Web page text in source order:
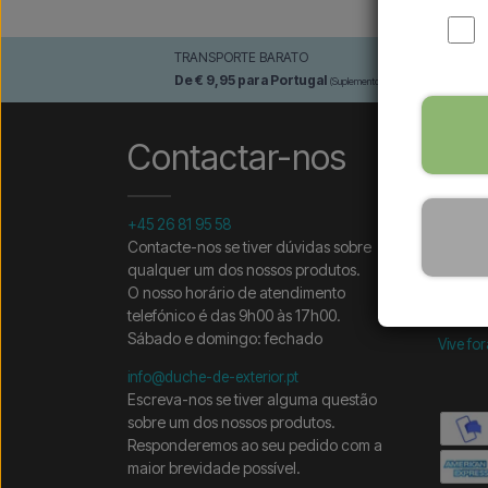
TRANSPORTE BARATO
De € 9,95 para Portugal (Suplemento para Madeira e Açores)
Contactar-nos
+45 26 81 95 58
Contacte-nos se tiver dúvidas sobre
qualquer um dos nossos produtos.
O nosso horário de atendimento
telefónico é das 9h00 às 17h00.
Sábado e domingo: fechado
info@duche-de-exterior.pt
Escreva-nos se tiver alguma questão
sobre um dos nossos produtos.
Responderemos ao seu pedido com a
maior brevidade possível.
Vive